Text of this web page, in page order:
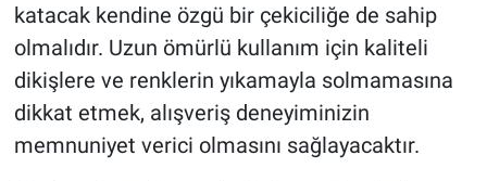
katacak kendine özgü bir çekiciliğe de sahip
olmalıdır. Uzun ömürlü kullanım için kaliteli
dikişlere ve renklerin yıkamayla solmamasına
dikkat etmek, alışveriş deneyiminizin
memnuniyet verici olmasını sağlayacaktır.